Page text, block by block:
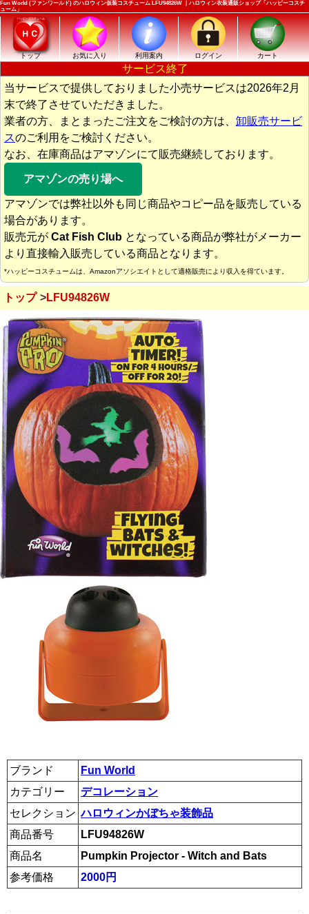
Fun World (ファンワールド) のハロウィン仮装コスチューム LFU94826W ｜ハロウィン衣装通販ショップ「ハッピーコスチ
ューム」
トップ お気に入り 利用案内 ログイン カート
サービス終了
当サービスで提供しておりました小売サービスは2026年2月
末で終了させていただきました。
業者の方、まとまったご注文をご検討の方は、 卸販売サービ
スのご利用をご検討ください。
なお、在庫商品はアマゾンにて販売継続しております。
アマゾンの売り場へ
アマゾンでは弊社以外も同じ商品やコピー品を販売している
場合があります。
販売元が Cat Fish Club となっている商品が弊社がメーカー
より直接輸入販売している商品となります。
*ハッピーコスチュームは、Amazonアソシエイトとして適格販売により収入を得ています。
トップ LFU94826W
ブランド
Fun World
カテゴリー
デコレーション
セレクション ハロウィンかぼちゃ装飾品
商品番号
LFU94826W
商品名
Pumpkin Projector - Witch and Bats
参考価格
2000円